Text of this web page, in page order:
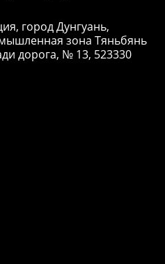
город Дунгуань,
зона Тяньбянь
дорога, № 13, 523330